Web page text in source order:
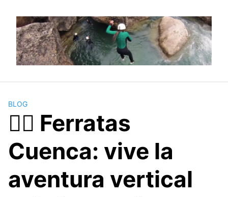
contenido
BLOG
🧗‍♂️ Ferratas
Cuenca: vive la
aventura vertical